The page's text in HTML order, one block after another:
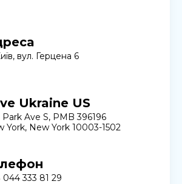
вул. Герцена 6
Ukraine US
Park Ave S, PMB 396196
York, New York 10003-1502
044 333 81 29